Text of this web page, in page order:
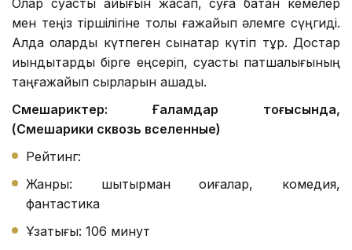
Олар суасты қайығын жасап, суға батқан кемелер
мен теңіз тіршілігіне толы ғажайып әлемге сүңгиді.
Алда оларды күтпеген сынақтар күтіп тұр. Достар
қиындықтарды бірге еңсеріп, суасты патшалығының
таңғажайып сырларын ашады.
Смешариктер: Ғаламдар тоғысында,
(Смешарики сквозь вселенные)
Рейтинг:
Жанры: шытырман оқиғалар, комедия,
фантастика
Ұзақтығы: 106 минут